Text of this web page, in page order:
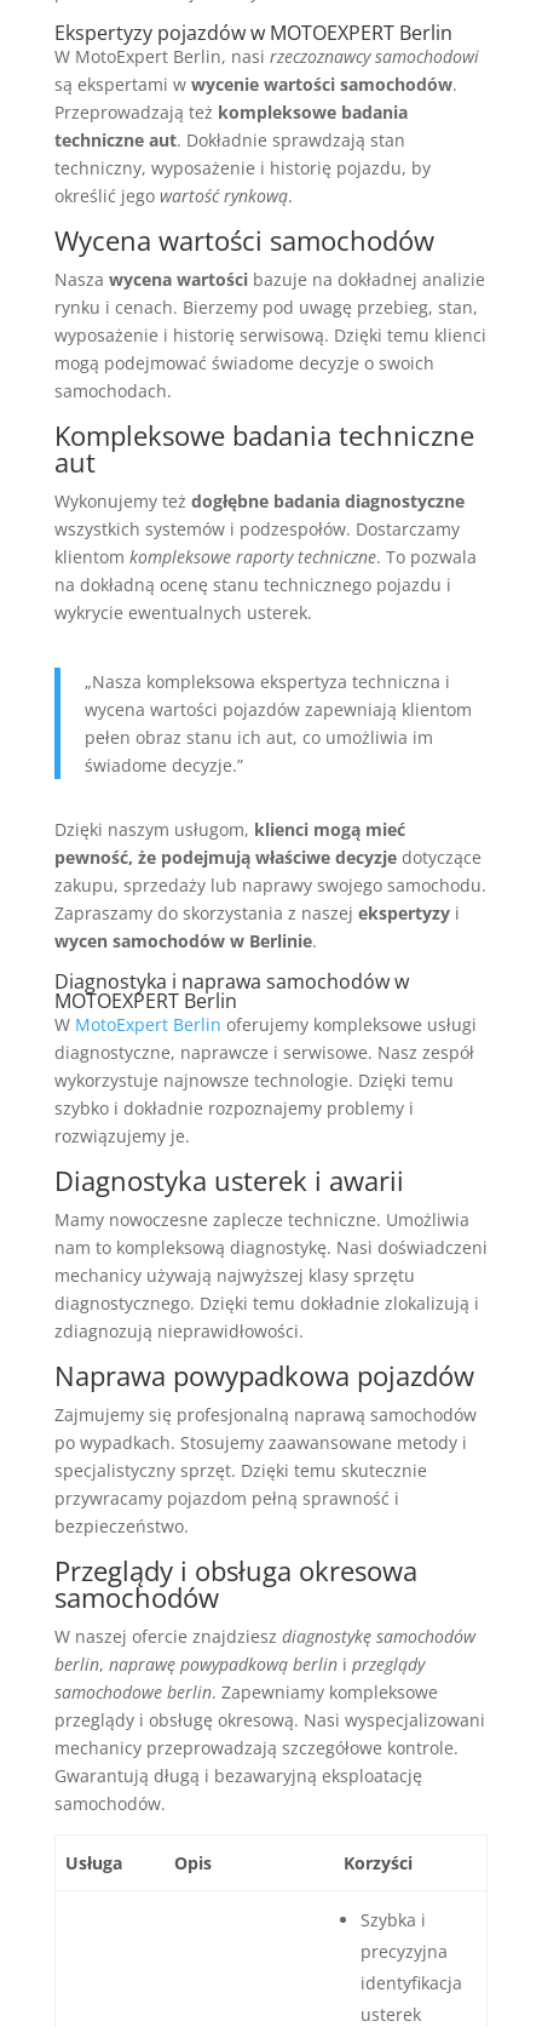
Ekspertyzy pojazdów w MOTOEXPERT Berlin
W MotoExpert Berlin, nasi rzeczoznawcy samochodowi
są ekspertami w wycenie wartości samochodów.
Przeprowadzają też kompleksowe badania
techniczne aut. Dokładnie sprawdzają stan
techniczny, wyposażenie i historię pojazdu, by
określić jego wartość rynkową.
Wycena wartości samochodów
Nasza wycena wartościbazuje na dokładnej analizie
rynku i cenach. Bierzemy pod uwagę przebieg, stan,
wyposażenie i historię serwisową. Dzięki temu klienci
mogą podejmować świadome decyzje o swoich
samochodach.
Kompleksowe badania techniczne
aut
Wykonujemy też dogłębne badania diagnostyczne
wszystkich systemów i podzespołów. Dostarczamy
klientom kompleksowe raporty techniczne. To pozwala
na dokładną ocenę stanu technicznego pojazdu i
wykrycie ewentualnych usterek.
„Nasza kompleksowa ekspertyza techniczna i
wycena wartości pojazdów zapewniają klientom
pełen obraz stanu ich aut, co umożliwia im
świadome decyzje.”
Dzięki naszym usługom, klienci mogą mieć
pewność, że podejmują właściwe decyzjedotyczące
zakupu, sprzedaży lub naprawy swojego samochodu.
Zapraszamy do skorzystania z naszej ekspertyzyi
wycen samochodów w Berlinie.
Diagnostyka i naprawa samochodów w
MOTOEXPERT Berlin
W MotoExpert Berlin oferujemy kompleksowe usługi
diagnostyczne, naprawcze i serwisowe. Nasz zespół
wykorzystuje najnowsze technologie. Dzięki temu
szybko i dokładnie rozpoznajemy problemy i
rozwiązujemy je.
Diagnostyka usterek i awarii
Mamy nowoczesne zaplecze techniczne. Umożliwia
nam to kompleksową diagnostykę. Nasi doświadczeni
mechanicy używają najwyższej klasy sprzętu
diagnostycznego. Dzięki temu dokładnie zlokalizują i
zdiagnozują nieprawidłowości.
Naprawa powypadkowa pojazdów
Zajmujemy się profesjonalną naprawą samochodów
po wypadkach. Stosujemy zaawansowane metody i
specjalistyczny sprzęt. Dzięki temu skutecznie
przywracamy pojazdom pełną sprawność i
bezpieczeństwo.
Przeglądy i obsługa okresowa
samochodów
W naszej ofercie znajdziesz diagnostykę samochodów
berlin, naprawę powypadkową berlini przeglądy
samochodowe berlin. Zapewniamy kompleksowe
przeglądy i obsługę okresową. Nasi wyspecjalizowani
mechanicy przeprowadzają szczegółowe kontrole.
Gwarantują długą i bezawaryjną eksploatację
samochodów.
Usługa Opis Korzyści
Szybka i
precyzyjna
identyfikacja
usterek